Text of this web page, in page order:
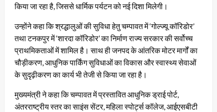
किया जा रहा है, जिससे धार्मिक पर्यटन को नई दिशा मिलेगी।
उन्होंने कहा कि श्रद्धालुओं की सुविधा हेतु चम्पावत में ‘गोल्ज्यू कॉरिडोर’
तथा टनकपुर में ‘शारदा कॉरिडोर’ का निर्माण राज्य सरकार की सर्वोच्च
प्राथमिकताओं में शामिल है। साथ ही जनपद के आंतरिक मोटर मार्गों का
चौड़ीकरण, आधुनिक पार्किंग सुविधाओं का विकास और स्वास्थ्य सेवाओं
के सुदृढ़ीकरण का कार्य भी तेजी से किया जा रहा है।
मुख्यमंत्री ने कहा कि चम्पावत में प्रस्तावित आधुनिक ड्राई पोर्ट,
अंतरराष्ट्रीय स्तर का साइंस सेंटर, महिला स्पोर्ट्स कॉलेज, आईएसबीटी